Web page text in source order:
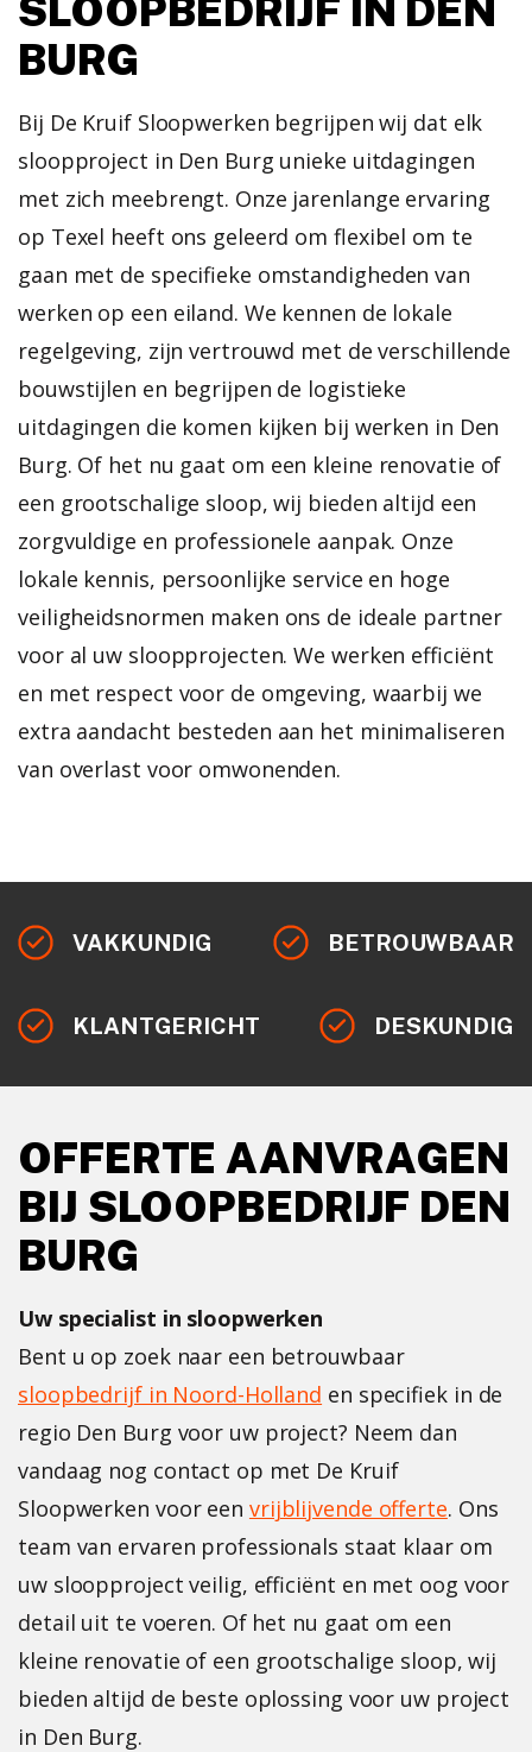
SLOOPBEDRIJF IN DEN
BURG
Bij De Kruif Sloopwerken begrijpen wij dat elk
sloopproject in Den Burg unieke uitdagingen
met zich meebrengt. Onze jarenlange ervaring
op Texel heeft ons geleerd om flexibel om te
gaan met de specifieke omstandigheden van
werken op een eiland. We kennen de lokale
regelgeving, zijn vertrouwd met de verschillende
bouwstijlen en begrijpen de logistieke
uitdagingen die komen kijken bij werken in Den
Burg. Of het nu gaat om een kleine renovatie of
een grootschalige sloop, wij bieden altijd een
zorgvuldige en professionele aanpak. Onze
lokale kennis, persoonlijke service en hoge
veiligheidsnormen maken ons de ideale partner
voor al uw sloopprojecten. We werken efficiënt
en met respect voor de omgeving, waarbij we
extra aandacht besteden aan het minimaliseren
van overlast voor omwonenden.
VAKKUNDIG BETROUWBAAR
KLANTGERICHT DESKUNDIG
OFFERTE AANVRAGEN
BIJ SLOOPBEDRIJF DEN
BURG
Uw specialist in sloopwerken
Bent u op zoek naar een betrouwbaar
sloopbedrijf in Noord-Holland en specifiek in de
regio Den Burg voor uw project? Neem dan
vandaag nog contact op met De Kruif
Sloopwerken voor een vrijblijvende offerte. Ons
team van ervaren professionals staat klaar om
uw sloopproject veilig, efficiënt en met oog voor
detail uit te voeren. Of het nu gaat om een
kleine renovatie of een grootschalige sloop, wij
bieden altijd de beste oplossing voor uw project
in Den Burg.